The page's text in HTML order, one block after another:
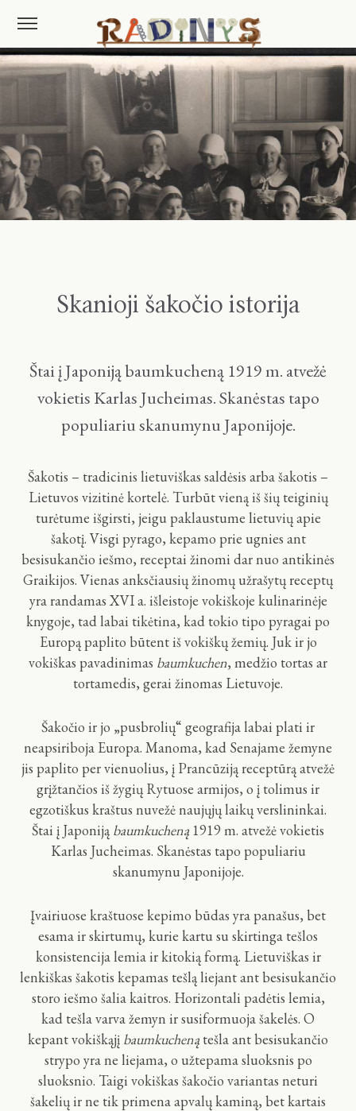
Skanioji šakočio istorija
Štai į Japoniją baumkucheną 1919 m. atvežė
vokietis Karlas Jucheimas. Skanėstas tapo
populiariu skanumynu Japonijoje.
Šakotis – tradicinis lietuviškas saldėsis arba šakotis –
Lietuvos vizitinė kortelė. Turbūt vieną iš šių teiginių
turėtume išgirsti, jeigu paklaustume lietuvių apie
šakotį. Visgi pyrago, kepamo prie ugnies ant
besisukančio iešmo, receptai žinomi dar nuo antikinės
Graikijos. Vienas anksčiausių žinomų užrašytų receptų
yra randamas XVI a. išleistoje vokiškoje kulinarinėje
knygoje, tad labai tikėtina, kad tokio tipo pyragai po
Europą paplito būtent iš vokiškų žemių. Juk ir jo
vokiškas pavadinimas baumkuchen, medžio tortas ar
tortamedis, gerai žinomas Lietuvoje.
Šakočio ir jo „pusbrolių“ geografija labai plati ir
neapsiriboja Europa. Manoma, kad Senajame žemyne
jis paplito per vienuolius, į Prancūziją receptūrą atvežė
grįžtančios iš žygių Rytuose armijos, o į tolimus ir
egzotiškus kraštus nuvežė naujųjų laikų verslininkai.
Štai į Japoniją baumkucheną1919 m. atvežė vokietis
Karlas Jucheimas. Skanėstas tapo populiariu
skanumynu Japonijoje.
Įvairiuose kraštuose kepimo būdas yra panašus, bet
esama ir skirtumų, kurie kartu su skirtinga tešlos
konsistencija lemia ir kitokią formą. Lietuviškas ir
lenkiškas šakotis kepamas tešlą liejant ant besisukančio
storo iešmo šalia kaitros. Horizontali padėtis lemia,
kad tešla varva žemyn ir susiformuoja šakelės. O
kepant vokiškąjį baumkuchenątešla ant besisukančio
strypo yra ne liejama, o užtepama sluoksnis po
sluoksnio. Taigi vokiškas šakočio variantas neturi
šakelių ir ne tik primena apvalų kaminą, bet kartais